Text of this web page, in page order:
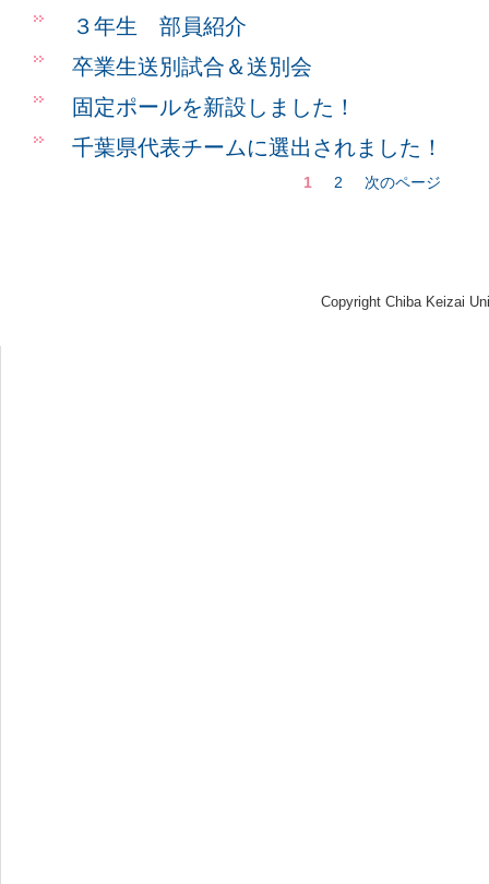
３年生 部員紹介
卒業生送別試合＆送別会
固定ポールを新設しました！
千葉県代表チームに選出されました！
1 2 次のページ
Copyright Chiba Keizai